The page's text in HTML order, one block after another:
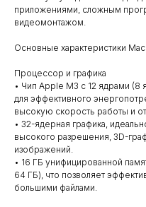
приложениями, сложным
видеомонтажом.
Основные характеристики
Процессор и графика
• Чип Apple M3 с 12 ядрами (8
для эффективного
высокую скорость работы и
• 32-ядерная графика,
высокого разрешения, 3D-
изображений.
• 16 ГБ унифицированной
64 ГБ), что позволяет
большими файлами.